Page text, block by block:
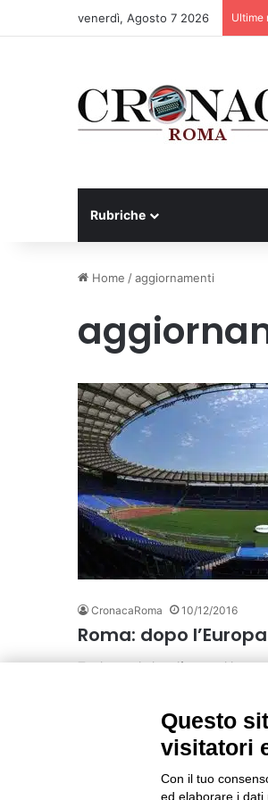
venerdì, Agosto 7 2026 Ultime
Rubriche
Home /aggiornamenti
CronacaRoma 10/12/2016
Roma: dopo
Tra i prossimi e più temuti
Questo
visitatori
Con il tuo
ed elaborare i dati